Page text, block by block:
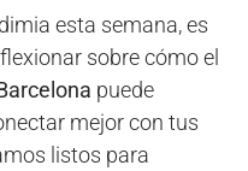
esta semana, es
sobre cómo el
puede
mejor con tus
listos para